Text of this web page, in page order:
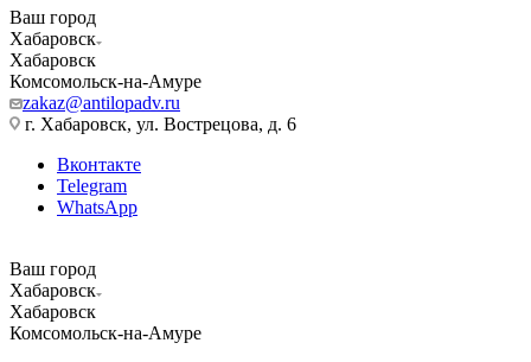
Ваш город
Хабаровск
Хабаровск
Комсомольск-на-Амуре
zakaz@antilopadv.ru
г. Хабаровск, ул. Вострецова, д. 6
Вконтакте
Telegram
WhatsApp
Ваш город
Хабаровск
Хабаровск
Комсомольск-на-Амуре